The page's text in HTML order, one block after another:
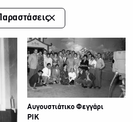
Παραστάσεις
Αυγουστιάτικο Φεγγάρι
ΡΙΚ